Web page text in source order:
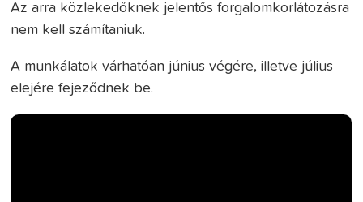
Az arra közlekedőknek jelentős forgalomkorlátozásra
nem kell számítaniuk.
A munkálatok várhatóan június végére, illetve július
elejére fejeződnek be.